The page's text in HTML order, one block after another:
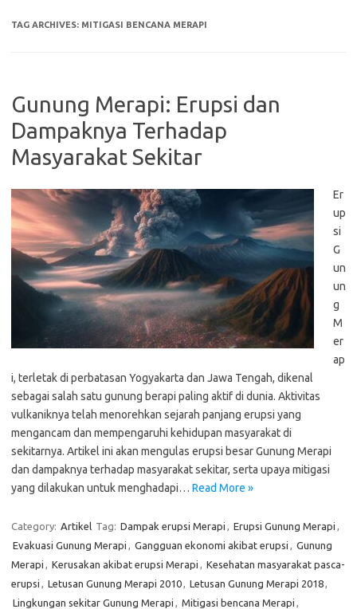
TAG ARCHIVES: MITIGASI BENCANA MERAPI
Gunung Merapi: Erupsi dan
Dampaknya Terhadap
Masyarakat Sekitar
Er
up
si
G
un
un
g
M
er
ap
i, terletak di perbatasan Yogyakarta dan Jawa Tengah, dikenal
sebagai salah satu gunung berapi paling aktif di dunia. Aktivitas
vulkaniknya telah menorehkan sejarah panjang erupsi yang
mengancam dan mempengaruhi kehidupan masyarakat di
sekitarnya. Artikel ini akan mengulas erupsi besar Gunung Merapi
dan dampaknya terhadap masyarakat sekitar, serta upaya mitigasi
yang dilakukan untuk menghadapi… Read More »
Category: Artikel Tag: Dampak erupsi Merapi , Erupsi Gunung Merapi ,
Evakuasi Gunung Merapi , Gangguan ekonomi akibat erupsi , Gunung
Merapi , Kerusakan akibat erupsi Merapi , Kesehatan masyarakat pasca-
erupsi , Letusan Gunung Merapi 2010, Letusan Gunung Merapi 2018,
Lingkungan sekitar Gunung Merapi , Mitigasi bencana Merapi ,